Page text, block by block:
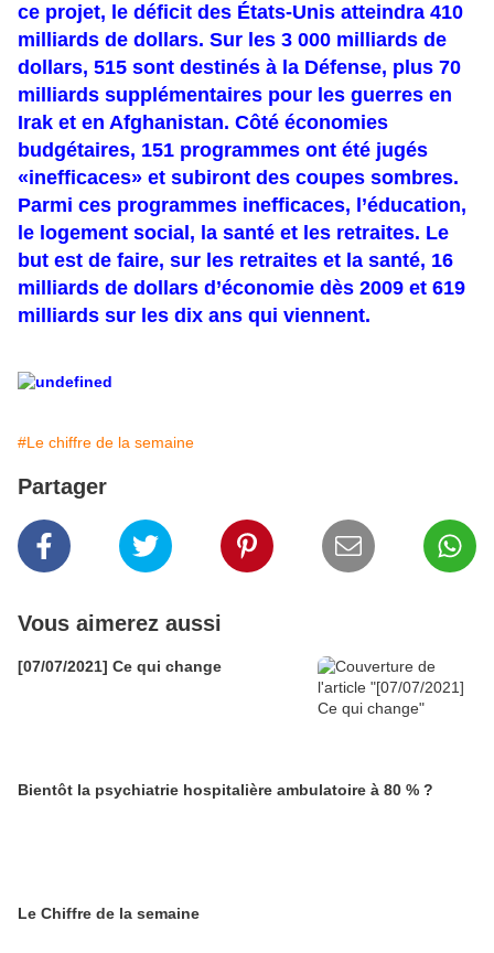
ce projet, le déficit des États-Unis atteindra 410
milliards de dollars. Sur les 3 000 milliards de
dollars, 515 sont destinés à la Défense, plus 70
milliards supplémentaires pour les guerres en
Irak et en Afghanistan. Côté économies
budgétaires, 151 programmes ont été jugés
«inefficaces» et subiront des coupes sombres.
Parmi ces programmes inefficaces, l’éducation,
le logement social, la santé et les retraites. Le
but est de faire, sur les retraites et la santé, 16
milliards de dollars d’économie dès 2009 et 619
milliards sur les dix ans qui viennent.
#Le chiffre de la semaine
Partager
Vous aimerez aussi
[07/07/2021] Ce qui change
Bientôt la psychiatrie hospitalière ambulatoire à 80 % ?
Le Chiffre de la semaine